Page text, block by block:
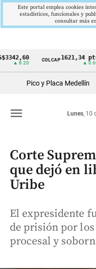
Cintillo
Colombia
COLCAP1621,34 pts
Pico y Placa Medellín
Lunes, 10
menu
Corte
que dejó en
Uribe
El expresidente
de prisión por
procesal y
Este portal emplea cookies
estadísticos, funcionales y
consultar más